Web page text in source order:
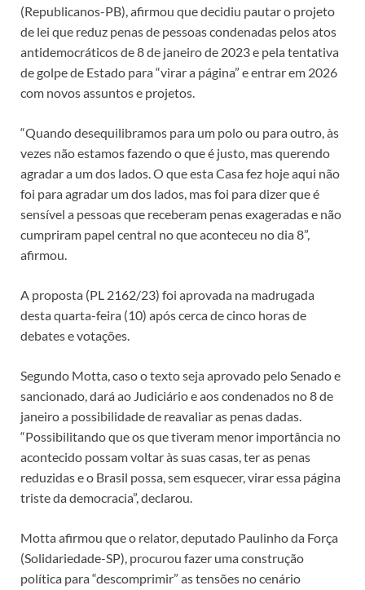
(Republicanos-PB), afirmou que decidiu pautar o projeto
de lei que reduz penas de pessoas condenadas pelos atos
antidemocráticos de 8 de janeiro de 2023 e pela tentativa
de golpe de Estado para “virar a página” e entrar em 2026
com novos assuntos e projetos.
“Quando desequilibramos para um polo ou para outro, às
vezes não estamos fazendo o que é justo, mas querendo
agradar a um dos lados. O que esta Casa fez hoje aqui não
foi para agradar um dos lados, mas foi para dizer que é
sensível a pessoas que receberam penas exageradas e não
cumpriram papel central no que aconteceu no dia 8”,
afirmou.
A proposta (PL 2162/23) foi aprovada na madrugada
desta quarta-feira (10) após cerca de cinco horas de
debates e votações.
Segundo Motta, caso o texto seja aprovado pelo Senado e
sancionado, dará ao Judiciário e aos condenados no 8 de
janeiro a possibilidade de reavaliar as penas dadas.
“Possibilitando que os que tiveram menor importância no
acontecido possam voltar às suas casas, ter as penas
reduzidas e o Brasil possa, sem esquecer, virar essa página
triste da democracia”, declarou.
Motta afirmou que o relator, deputado Paulinho da Força
(Solidariedade-SP), procurou fazer uma construção
política para “descomprimir” as tensões no cenário